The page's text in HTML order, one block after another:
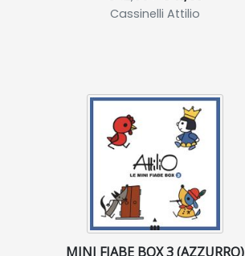
Cassinelli Attilio
MINI FIABE BOX 3 (AZZURRO)